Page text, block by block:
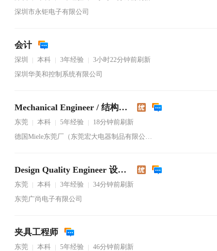
深圳市永钜电子有限公司
会计
深圳 本科 3年经验
3小时22分钟前刷新
深圳华美和控制系统有限公司
Mechanical Engineer / 结构工程师
东莞 本科 5年经验
18分钟前刷新
德国Miele东莞厂（东莞宏大电器制品有限公司）
Design Quality Engineer 设计品质工程师
东莞 本科 3年经验
34分钟前刷新
东莞广尚电子有限公司
夹具工程师
东莞 本科 5年经验
46分钟前刷新